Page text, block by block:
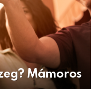
Mámoros